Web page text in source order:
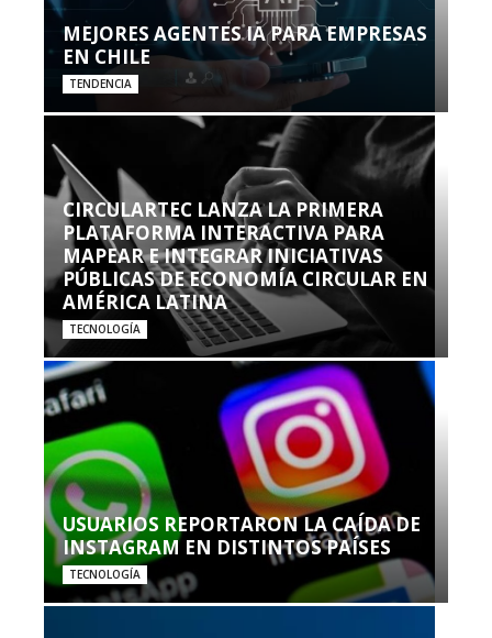
MEJORES AGENTES IA PARA EMPRESAS
EN CHILE
TENDENCIA
CIRCULARTEC LANZA LA PRIMERA
PLATAFORMA INTERACTIVA PARA
MAPEAR E INTEGRAR INICIATIVAS
PÚBLICAS DE ECONOMÍA CIRCULAR EN
AMÉRICA LATINA
TECNOLOGÍA
USUARIOS REPORTARON LA CAÍDA DE
INSTAGRAM EN DISTINTOS PAÍSES
TECNOLOGÍA